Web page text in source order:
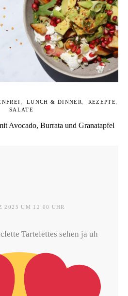
LUNCH & DINNER
REZEPTE
SALATE
Avocado, Burrata und Granatapfel
2025 UM 12:00 UHR
Tartelettes sehen ja uh